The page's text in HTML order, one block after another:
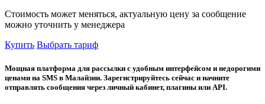
Стоимость может меняться, актуальную цену за сообщение
можно уточнить у менеджера
Купить Выбрать тариф
Мощная платформа для рассылки с удобным интерфейсом и недорогими
ценами на SMS в Малайзии. Зарегистрируйтесь сейчас и начните
отправлять сообщения через личный кабинет, плагины или API.